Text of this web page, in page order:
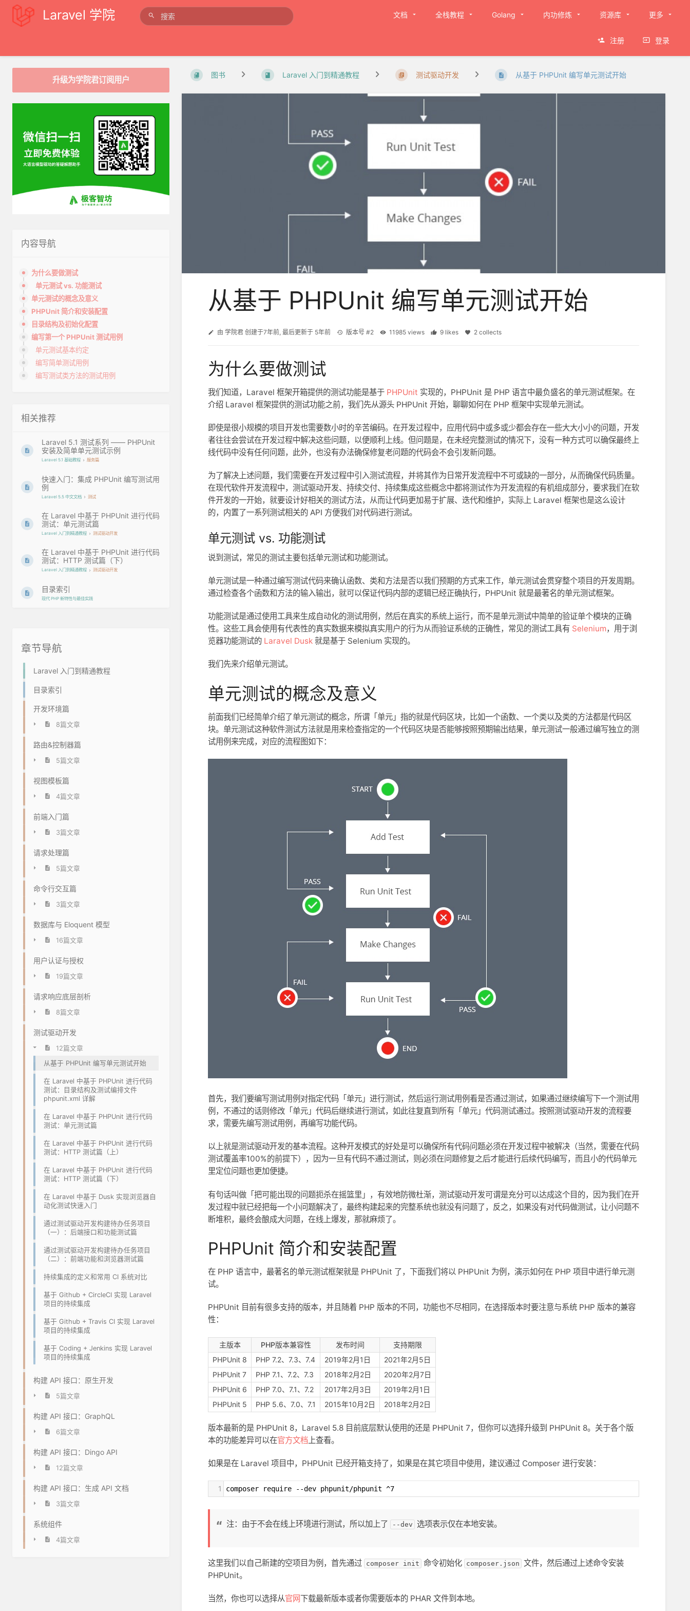
Laravel 学院 文档 全栈教程 Golang 内功修炼 资源库 更多
注册 登录
章节导航
Laravel 入门到精通教程
目录索引
开发环境篇
8篇文章
路由&控制器篇
5篇文章
视图模板篇
4篇文章
前端入门篇
3篇文章
请求处理篇
5篇文章
命令行交互篇
3篇文章
数据库与 Eloquent 模型
16篇文章
用户认证与授权
19篇文章
请求响应底层剖析
8篇文章
测试驱动开发
12篇文章
从基于 PHPUnit 编写单元测试开始
在 Laravel 中基于 PHPUnit 进行代码
测试：目录结构及测试编排文件
phpunit.xml 详解
在 Laravel 中基于 PHPUnit 进行代码
测试：单元测试篇
在 Laravel 中基于 PHPUnit 进行代码
测试：HTTP 测试篇（上）
在 Laravel 中基于 PHPUnit 进行代码
测试：HTTP 测试篇（下）
在 Laravel 中基于 Dusk 实现浏览器自
动化测试快速入门
通过测试驱动开发构建待办任务项目
（一）：后端接口和功能测试篇
通过测试驱动开发构建待办任务项目
（二）：前端功能和浏览器测试篇
持续集成的定义和常用 CI 系统对比
基于 Github + CircleCI 实现 Laravel
项目的持续集成
基于 Github + Travis CI 实现 Laravel
项目的持续集成
基于 Coding + Jenkins 实现 Laravel
项目的持续集成
构建 API 接口：原生开发
5篇文章
构建 API 接口：GraphQL
6篇文章
构建 API 接口：Dingo API
12篇文章
构建 API 接口：生成 API 文档
3篇文章
系统组件
4篇文章
图书 Laravel 入门到精通教程 测试驱动开发 从基于 PHPUnit 编写单元测试开始
从基于 PHPUnit 编写单元测试开始
由 学院君 创建于7年前, 最后更新于 5年前 版本号 #2 11985 views 9 likes 2 collects
为什么要做测试
我们知道，Laravel 框架开箱提供的测试功能是基于 PHPUnit 实现的，PHPUnit 是 PHP 语言中最负盛名的单元测试框架。在
介绍 Laravel 框架提供的测试功能之前，我们先从源头 PHPUnit 开始，聊聊如何在 PHP 框架中实现单元测试。
即使是很小规模的项目开发也需要数小时的辛苦编码。在开发过程中，应用代码中或多或少都会存在一些大大小小的问题，开发
者往往会尝试在开发过程中解决这些问题，以便顺利上线。但问题是，在未经完整测试的情况下，没有一种方式可以确保最终上
线代码中没有任何问题，此外，也没有办法确保修复老问题的代码会不会引发新问题。
为了解决上述问题，我们需要在开发过程中引入测试流程，并将其作为日常开发流程中不可或缺的一部分，从而确保代码质量。
在现代软件开发流程中，测试驱动开发、持续交付、持续集成这些概念中都将测试作为开发流程的有机组成部分，要求我们在软
件开发的一开始，就要设计好相关的测试方法，从而让代码更加易于扩展、迭代和维护，实际上 Laravel 框架也是这么设计
的，内置了一系列测试相关的 API 方便我们对代码进行测试。
单元测试 vs. 功能测试
说到测试，常见的测试主要包括单元测试和功能测试。
单元测试是一种通过编写测试代码来确认函数、类和方法是否以我们预期的方式来工作，单元测试会贯穿整个项目的开发周期。
通过检查各个函数和方法的输入输出，就可以保证代码内部的逻辑已经正确执行，PHPUnit 就是最著名的单元测试框架。
功能测试是通过使用工具来生成自动化的测试用例，然后在真实的系统上运行，而不是单元测试中简单的验证单个模块的正确
性。这些工具会使用有代表性的真实数据来模拟真实用户的行为从而验证系统的正确性，常见的测试工具有 Selenium，用于浏
览器功能测试的 Laravel Dusk 就是基于 Selenium 实现的。
我们先来介绍单元测试。
单元测试的概念及意义
前面我们已经简单介绍了单元测试的概念，所谓「单元」指的就是代码区块，比如一个函数、一个类以及类的方法都是代码区
块。单元测试这种软件测试方法就是用来检查指定的一个代码区块是否能够按照预期输出结果，单元测试一般通过编写独立的测
试用例来完成，对应的流程图如下：
首先，我们要编写测试用例对指定代码「单元」进行测试，然后运行测试用例看是否通过测试，如果通过继续编写下一个测试用
例，不通过的话则修改「单元」代码后继续进行测试，如此往复直到所有「单元」代码测试通过。按照测试驱动开发的流程要
求，需要先编写测试用例，再编写功能代码。
以上就是测试驱动开发的基本流程。这种开发模式的好处是可以确保所有代码问题必须在开发过程中被解决（当然，需要在代码
测试覆盖率100%的前提下），因为一旦有代码不通过测试，则必须在问题修复之后才能进行后续代码编写，而且小的代码单元
里定位问题也更加便捷。
有句话叫做「把可能出现的问题扼杀在摇篮里」，有效地防微杜渐，测试驱动开发可谓是充分可以达成这个目的，因为我们在开
发过程中就已经把每一个小问题解决了，最终构建起来的完整系统也就没有问题了，反之，如果没有对代码做测试，让小问题不
断堆积，最终会酿成大问题，在线上爆发，那就麻烦了。
PHPUnit 简介和安装配置
在 PHP 语言中，最著名的单元测试框架就是 PHPUnit 了，下面我们将以 PHPUnit 为例，演示如何在 PHP 项目中进行单元测
试。
PHPUnit 目前有很多支持的版本，并且随着 PHP 版本的不同，功能也不尽相同，在选择版本时要注意与系统 PHP 版本的兼容
性：
主版本 PHP版本兼容性 发布时间
支持期限
PHPUnit 8
PHP 7.2、7.3、7.4 2019年2月1日
2021年2月5日
PHPUnit 7
PHP 7.1、7.2、7.3 2018年2月2日
2020年2月7日
PHPUnit 6
PHP 7.0、7.1、7.2 2017年2月3日
2019年2月1日
PHPUnit 5
PHP 5.6、7.0、7.1 2015年10月2日 2018年2月2日
版本最新的是 PHPUnit 8，Laravel 5.8 目前底层默认使用的还是 PHPUnit 7，但你可以选择升级到 PHPUnit 8。关于各个版
本的功能差异可以在官方文档上查看。
如果是在 Laravel 项目中，PHPUnit 已经开箱支持了，如果是在其它项目中使用，建议通过 Composer 进行安装：
1 composer require --dev phpunit/phpunit ^7
注：由于不会在线上环境进行测试，所以加上了 --dev 选项表示仅在本地安装。
这里我们以自己新建的空项目为例，首先通过 composer init 命令初始化 composer.json 文件，然后通过上述命令安装
PHPUnit。
当然，你也可以选择从官网下载最新版本或者你需要版本的 PHAR 文件到本地。
升级为学院君订阅用户
内容导航
为什么要做测试
单元测试 vs. 功能测试
单元测试的概念及意义
PHPUnit 简介和安装配置
目录结构及初始化配置
编写第一个 PHPUnit 测试用例
单元测试基本约定
编写简单测试用例
编写测试类方法的测试用例
相关推荐
Laravel 5.1 测试系列 —— PHPUnit
安装及简单单元测试示例
Laravel 5.1 基础教程 服务篇
快速入门：集成 PHPUnit 编写测试用
例
Laravel 5.5 中文文档 测试
在 Laravel 中基于 PHPUnit 进行代码
测试：单元测试篇
Laravel 入门到精通教程 测试驱动开发
在 Laravel 中基于 PHPUnit 进行代码
测试：HTTP 测试篇（下）
Laravel 入门到精通教程 测试驱动开发
目录索引
现代 PHP 新特性与最佳实践